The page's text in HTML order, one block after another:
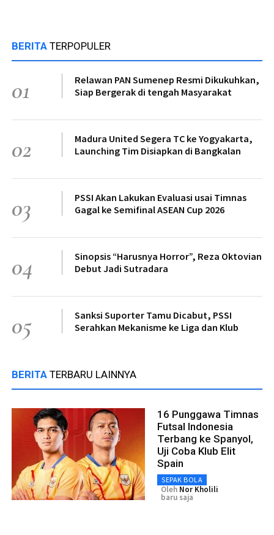
BERITA TERPOPULER
01
Relawan PAN Sumenep Resmi Dikukuhkan,
Siap Bergerak di tengah Masyarakat
02
Madura United Segera TC ke Yogyakarta,
Launching Tim Disiapkan di Bangkalan
03
PSSI Akan Lakukan Evaluasi usai Timnas
Gagal ke Semifinal ASEAN Cup 2026
04
Sinopsis “Harusnya Horror”, Reza Oktovian
Debut Jadi Sutradara
05
Sanksi Suporter Tamu Dicabut, PSSI
Serahkan Mekanisme ke Liga dan Klub
BERITA TERBARU LAINNYA
16 Punggawa Timnas
Futsal Indonesia
Terbang ke Spanyol,
Uji Coba Klub Elit
Spain
SEPAK BOLA
Oleh Nor Kholili
baru saja